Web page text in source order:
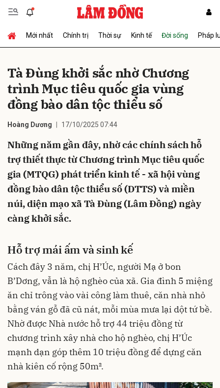
Mới nhất Chính trị Thời sự Kinh tế Đời sống Pháp
Tà Đùng khởi sắc nhờ Chương
trình Mục tiêu quốc gia vùng
đồng bào dân tộc thiểu số
Hoàng Dương 17/10/2025 07:44
Những năm gần đây, nhờ các chính sách hỗ
trợ thiết thực từ Chương trình Mục tiêu quốc
gia (MTQG) phát triển kinh tế - xã hội vùng
đồng bào dân tộc thiểu số (DTTS) và miền
núi, diện mạo xã Tà Đùng (Lâm Đồng) ngày
càng khởi sắc.
Hỗ trợ mái ấm và sinh kế
Cách đây 3 năm, chị H’Úc, người Mạ ở bon
B’Dơng, vẫn là hộ nghèo của xã. Gia đình 5 miệng
ăn chỉ trông vào vài công làm thuê, căn nhà nhỏ
bằng ván gỗ đã cũ nát, mỗi mùa mưa lại dột tứ bề.
Nhờ được Nhà nước hỗ trợ 44 triệu đồng từ
chương trình xây nhà cho hộ nghèo, chị H’Úc
mạnh dạn góp thêm 10 triệu đồng để dựng căn
nhà kiên cố rộng 50m².
Gửi bình luận
Hủy Gửi